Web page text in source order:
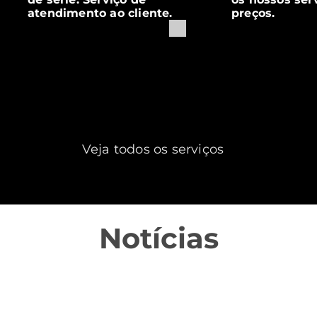
atendimento ao cliente.
preços.
Veja todos os serviços
Notícias